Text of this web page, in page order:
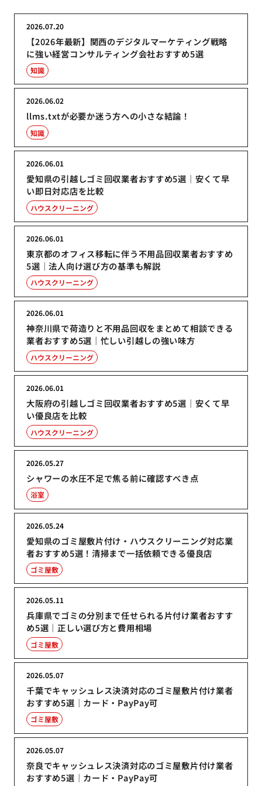
【2026年最新】関西のデジタルマーケティング戦略
に強い経営コンサルティング会社おすすめ5選
2026.07.20
知識
llms.txtが必要か迷う方への小さな結論！
2026.06.02
知識
愛知県の引越しゴミ回収業者おすすめ5選｜安くて早
い即日対応店を比較
2026.06.01
ハウスクリーニング
東京都のオフィス移転に伴う不用品回収業者おすすめ
5選｜法人向け選び方の基準も解説
2026.06.01
ハウスクリーニング
神奈川県で荷造りと不用品回収をまとめて相談できる
業者おすすめ5選｜忙しい引越しの強い味方
2026.06.01
ハウスクリーニング
大阪府の引越しゴミ回収業者おすすめ5選｜安くて早
い優良店を比較
2026.06.01
ハウスクリーニング
シャワーの水圧不足で焦る前に確認すべき点
2026.05.27
浴室
愛知県のゴミ屋敷片付け・ハウスクリーニング対応業
者おすすめ5選！清掃まで一括依頼できる優良店
2026.05.24
ゴミ屋敷
兵庫県でゴミの分別まで任せられる片付け業者おすす
め5選｜正しい選び方と費用相場
2026.05.11
ゴミ屋敷
千葉でキャッシュレス決済対応のゴミ屋敷片付け業者
おすすめ5選｜カード・PayPay可
2026.05.07
ゴミ屋敷
奈良でキャッシュレス決済対応のゴミ屋敷片付け業者
おすすめ5選｜カード・PayPay可
2026.05.07